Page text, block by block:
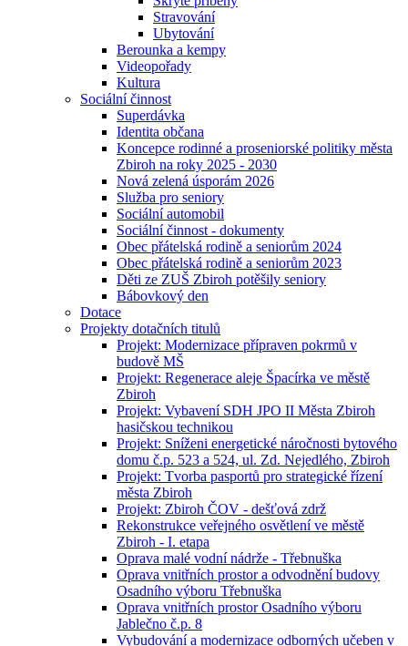
Stravování
Ubytování
Berounka a kempy
Videopořady
Kultura
Sociální činnost
Superdávka
Identita občana
Koncepce rodinné a proseniorské politiky města
Zbiroh na roky 2025 - 2030
Nová zelená úsporám 2026
Služba pro seniory
Sociální automobil
Sociální činnost - dokumenty
Obec přátelská rodině a seniorům 2024
Obec přátelská rodině a seniorům 2023
Děti ze ZUŠ Zbiroh potěšily seniory
Bábovkový den
Dotace
Projekty dotačních titulů
Projekt: Modernizace přípraven pokrmů v
budově MŠ
Projekt: Regenerace aleje Špacírka ve městě
Zbiroh
Projekt: Vybavení SDH JPO II Města Zbiroh
hasičskou technikou
Projekt: Sníženi energetické náročnosti bytového
domu č.p. 523 a 524, ul. Zd. Nejedlého, Zbiroh
Projekt: Tvorba pasportů pro strategické řízení
města Zbiroh
Projekt: Zbiroh ČOV - dešťová zdrž
Rekonstrukce veřejného osvětlení ve městě
Zbiroh - I. etapa
Oprava malé vodní nádrže - Třebnuška
Oprava vnitřních prostor a odvodnění budovy
Osadního výboru Třebnuška
Oprava vnitřních prostor Osadního výboru
Jablečno č.p. 8
Vybudování a modernizace odborných učeben v